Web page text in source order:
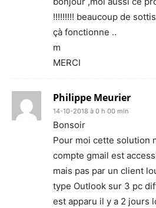
!!!!!!!!! beaucoup de
çà fonctionne ..
m
MERCI
Philippe Meurier
14-10-2018 à 0 h 00 min
Bonsoir
Pour moi cette solution
compte gmail est
mais pas par un client
type Outlook sur 3 pc
est apparu il y a 2 jours